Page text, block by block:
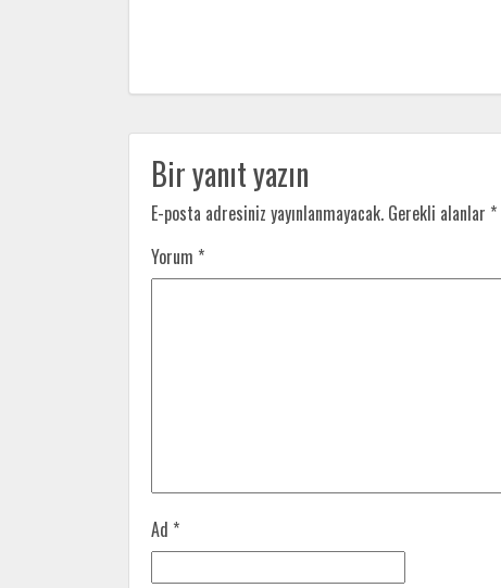
Bir yanıt yazın
E-posta adresiniz yayınlanmayacak. Gerekli alanlar *
Yorum *
Ad *